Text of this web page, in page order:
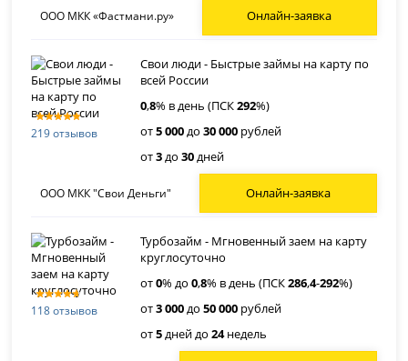
ООО МКК «Фастмани.ру» Онлайн-заявка
219 отзывов
Свои люди - Быстрые займы на карту по
всей России
0,8% в день (ПСК292%)
от5 000до30 000 рублей
от3до30дней
ООО МКК "Свои Деньги" Онлайн-заявка
118 отзывов
Турбозайм - Мгновенный заем на карту
круглосуточно
от0% до0,8% в день (ПСК286,4-292%)
от3 000до50 000 рублей
от5дней до24недель